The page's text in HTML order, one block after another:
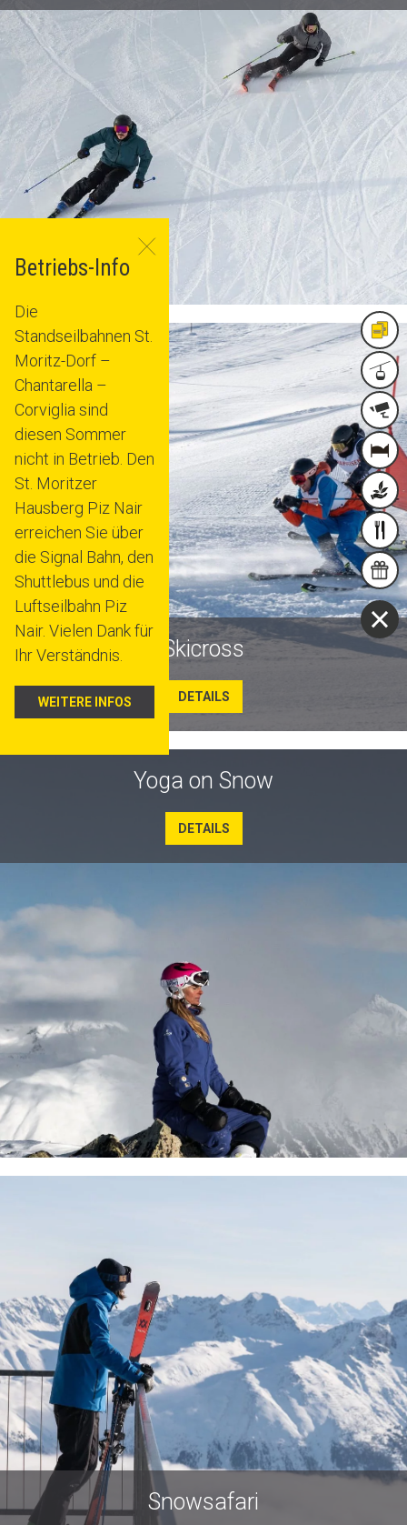
Skicross
DETAILS
Yoga on Snow
DETAILS
Snowsafari
&
&
MEHR
Betriebs-Info
Die
Standseilbahnen St.
Moritz-Dorf –
Chantarella –
Corviglia sind
diesen Sommer
nicht in Betrieb. Den
St. Moritzer
Hausberg Piz Nair
erreichen Sie über
die Signal Bahn, den
Shuttlebus und die
Luftseilbahn Piz
Nair. Vielen Dank für
Ihr Verständnis.
WEITERE INFOS